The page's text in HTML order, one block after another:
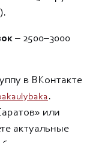
– 2500–3000
в ВКонтакте
.
или
актуальные